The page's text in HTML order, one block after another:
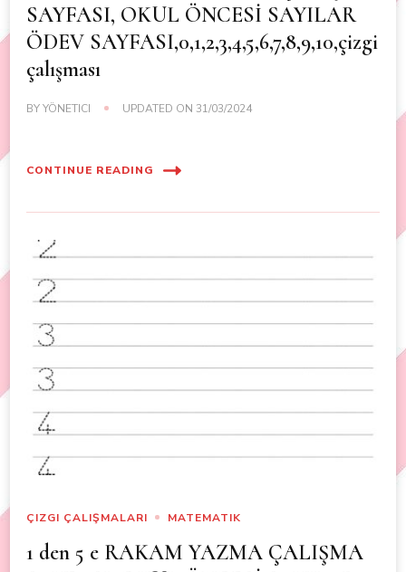
SAYFASI, OKUL ÖNCESİ SAYILAR
ÖDEV SAYFASI,0,1,2,3,4,5,6,7,8,9,10,çizgi
çalışması
BYYÖNETICI UPDATED ON 31/03/2024
CONTINUE READING
ÇIZGI ÇALIŞMALARI MATEMATIK
1 den 5 e RAKAM YAZMA ÇALIŞMA